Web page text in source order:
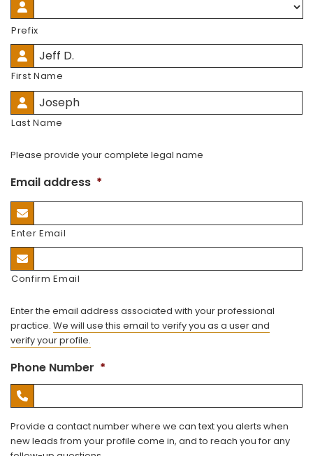
Prefix
First Name
Last Name
Please provide your complete legal name
Email address *
Enter Email
Confirm Email
Enter the email address associated with your professional
practice. We will use this email to verify you as a user and
verify your profile.
Phone Number *
Provide a contact number where we can text you alerts when
new leads from your profile come in, and to reach you for any